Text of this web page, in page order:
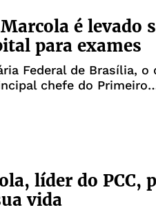
é levado
para exames
Federal de Brasília, o
chefe do Primeiro
líder do PCC,
vida